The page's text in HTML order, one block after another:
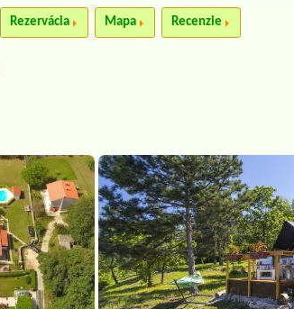
Rezervácia Mapa Recenzie